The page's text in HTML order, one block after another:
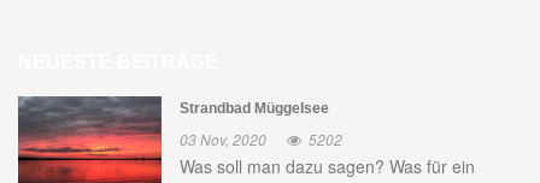
Strandbad Müggelsee
03 Nov, 2020 5202
Was soll man dazu sagen? Was für ein